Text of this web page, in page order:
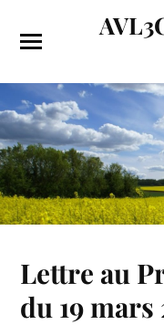
Lettre au
du 19 mars